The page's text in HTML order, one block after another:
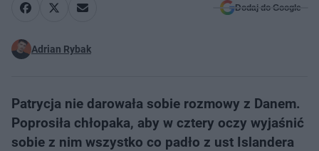
Dodaj do Google
Adrian Rybak
Patrycja nie darowała sobie rozmowy z Danem.
Poprosiła chłopaka, aby w cztery oczy wyjaśnić
sobie z nim wszystko co padło z ust Islandera